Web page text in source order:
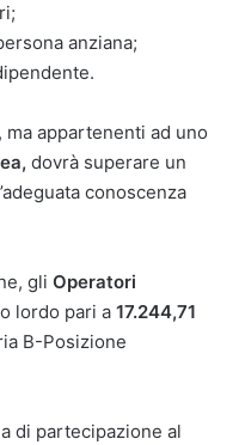
anziana;
appartenenti ad uno
dovrà superare un
conoscenza
gli Operatori
lordo pari a 17.244,71
B-Posizione
di partecipazione al